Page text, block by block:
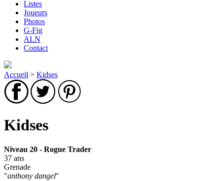
Listes
Joueurs
Photos
G-Fig
ALN
Contact
Accueil > Kidses
Kidses
Niveau 20 - Rogue Trader
37 ans
Grenade
"anthony dangel"